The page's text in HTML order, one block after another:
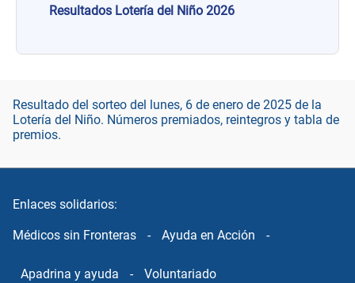
Resultado del sorteo del lunes, 6 de enero de 2025 de la
Lotería del Niño. Números premiados, reintegros y tabla de
premios.
Resultados Lotería del Niño 2026
Enlaces solidarios:
Médicos sin Fronteras - Ayuda en Acción -
Apadrina y ayuda - Voluntariado